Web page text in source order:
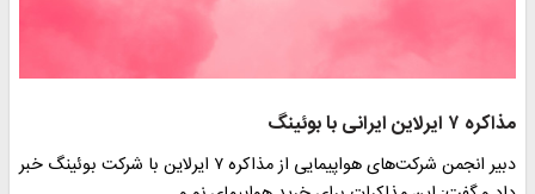
مذاکره ۷ ایرلاین ایرانی با بوئینگ
دبیر انجمن شرکت‌های هواپیمایی از مذاکره ۷ ایرلاین با شرکت بوئینگ خبر